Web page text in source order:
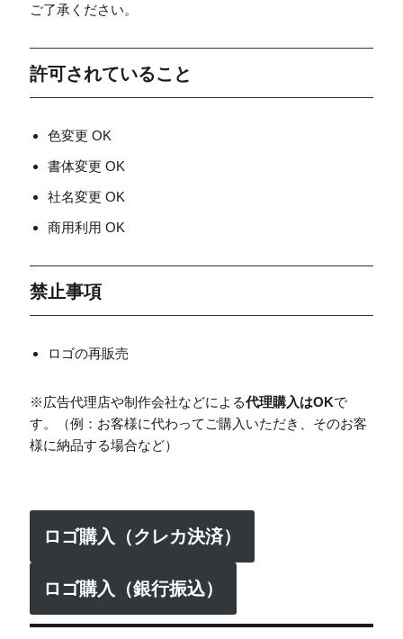
ご了承ください。
許可されていること
色変更 OK
書体変更 OK
社名変更 OK
商用利用 OK
禁止事項
ロゴの再販売
※広告代理店や制作会社などによる代理購入はOKで
す。（例：お客様に代わってご購入いただき、そのお客
様に納品する場合など）
ロゴ購入（クレカ決済）
ロゴ購入（銀行振込）